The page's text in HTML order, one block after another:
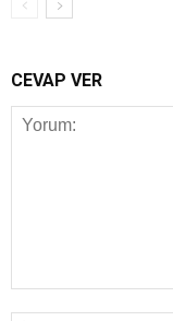
CEVAP VER